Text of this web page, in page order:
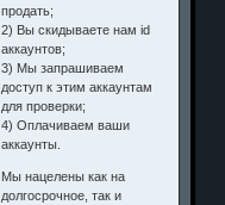
продать;
2) Вы скидываете нам id
аккаунтов;
3) Мы запрашиваем
доступ к этим аккаунтам
для проверки;
4) Оплачиваем ваши
аккаунты.
Мы нацелены как на
долгосрочное, так и